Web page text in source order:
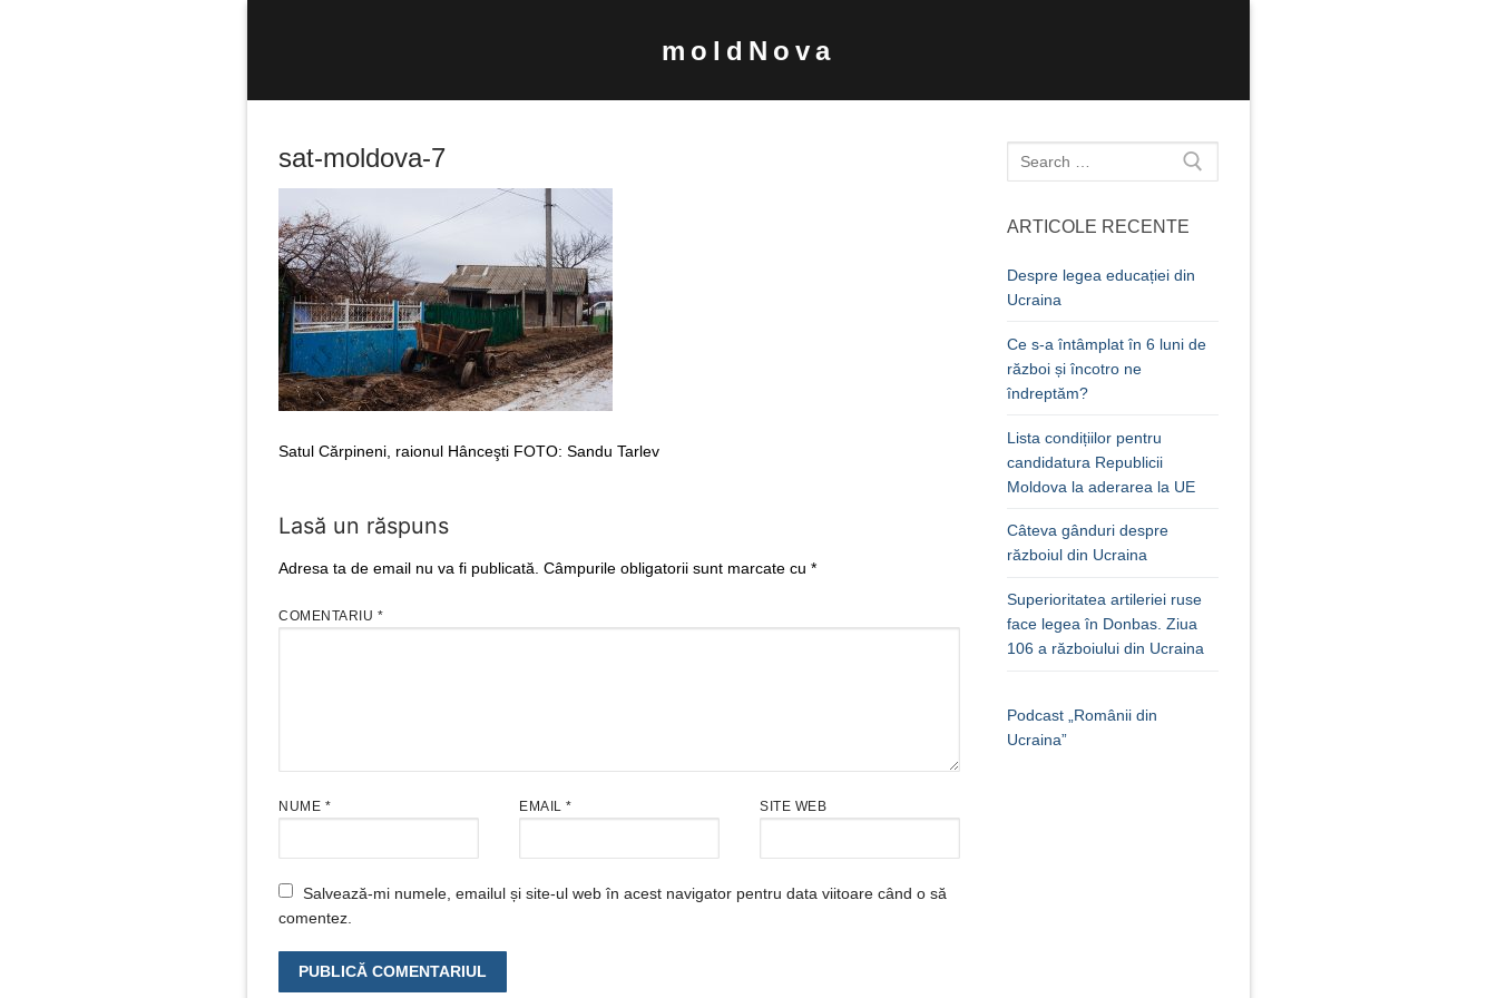
moldNova
după:
sat-moldova-7
Satul Cărpineni, raionul Hânceşti FOTO: Sandu Tarlev
Lasă un răspuns
Adresa ta de email nu va fi publicată. Câmpurile obligatorii sunt marcate cu *
COMENTARIU *
NUME * EMAIL * SITE WEB
Salvează-mi numele, emailul și site-ul web în acest navigator pentru data viitoare când o să
comentez.
Caută
după:
ARTICOLE RECENTE
Despre legea educației din
Ucraina
Ce s-a întâmplat în 6 luni de
război și încotro ne
îndreptăm?
Lista condițiilor pentru
candidatura Republicii
Moldova la aderarea la UE
Câteva gânduri despre
războiul din Ucraina
Superioritatea artileriei ruse
face legea în Donbas. Ziua
106 a războiului din Ucraina
Podcast „Românii din
Ucraina”